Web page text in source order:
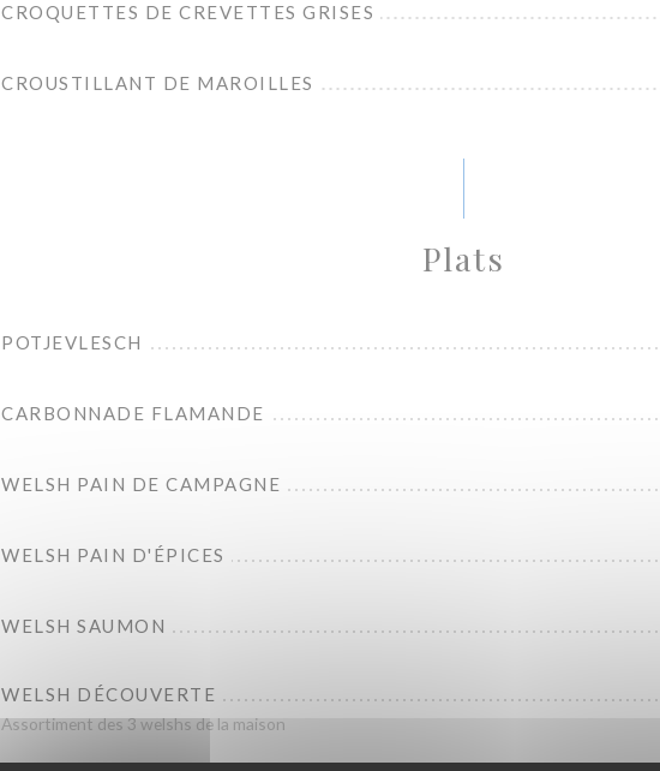
CROQUETTES DE CREVETTES GRISES
CROUSTILLANT DE MAROILLES
Plats
POTJEVLESCH
CARBONNADE FLAMANDE
WELSH PAIN DE CAMPAGNE
WELSH PAIN D'ÉPICES
WELSH SAUMON
WELSH DÉCOUVERTE
Assortiment des 3 welshs de la maison